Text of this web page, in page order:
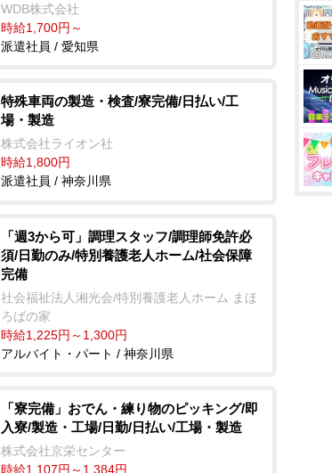
WDB株式会社
時給1,700円～
派遣社員 / 愛知県
特殊車両の製造・検査/寮完備/日払い/工
場・製造
株式会社ライオン社
時給1,800円
派遣社員 / 神奈川県
「週3から可」調理スタッフ/調理師免許必
須/日勤のみ/特別養護老人ホーム/社会保障
完備
社会福祉法人湘光会/特別養護老人ホーム まほ
ろばの家
時給1,225円～1,300円
アルバイト・パート / 神奈川県
「寮完備」おでん・練り物のピッキング/即
入寮/製造・工場/日勤/日払い/工場・製造
株式会社京栄センター
時給1,107円～1,384円